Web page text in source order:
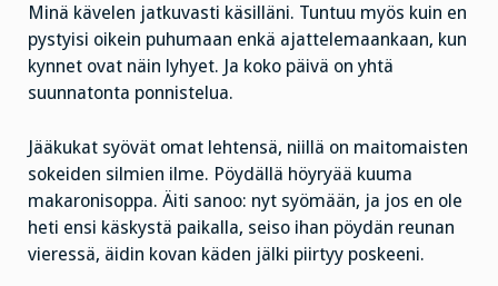
Minä kävelen jatkuvasti käsilläni. Tuntuu myös kuin en
pystyisi oikein puhumaan enkä ajattelemaankaan, kun
kynnet ovat näin lyhyet. Ja koko päivä on yhtä
suunnatonta ponnistelua.
Jääkukat syövät omat lehtensä, niillä on maitomaisten
sokeiden silmien ilme. Pöydällä höyryää kuuma
makaronisoppa. Äiti sanoo: nyt syömään, ja jos en ole
heti ensi käskystä paikalla, seiso ihan pöydän reunan
vieressä, äidin kovan käden jälki piirtyy poskeeni.